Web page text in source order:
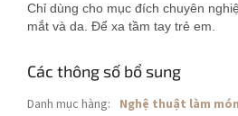
Chỉ dùng cho mục đích chuyên
mắt và da. Để xa tầm tay trẻ em.
Các thông số bổ sung
Danh mục hàng: Nghệ thuật làm